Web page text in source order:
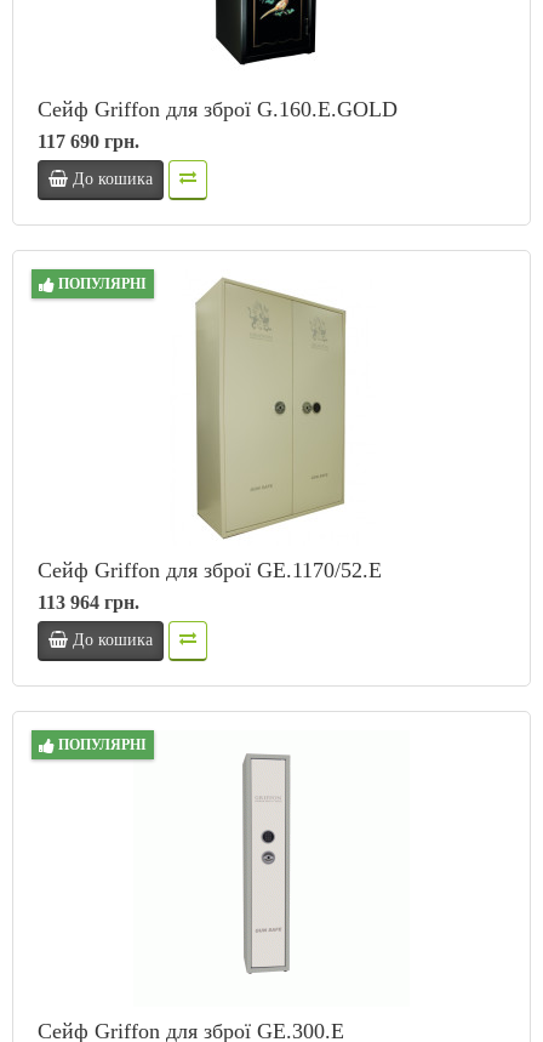
Сейф Griffon для зброї G.160.E.GOLD
117 690 грн.
До кошика
ПОПУЛЯРНІ
Сейф Griffon для зброї GE.1170/52.E
113 964 грн.
До кошика
ПОПУЛЯРНІ
Сейф Griffon для зброї GE.300.E